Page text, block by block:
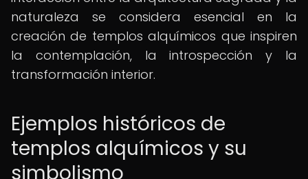
naturaleza se considera esencial en la
creación de templos alquímicos que inspiren
la contemplación, la introspección y la
transformación interior.
Ejemplos históricos de
templos alquímicos y su
simbolismo